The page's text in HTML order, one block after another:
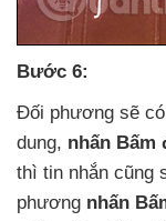
Bước 6:
Đối phương sẽ
dung, nhấn Bấm
thì tin nhắn cũng
phương nhấn